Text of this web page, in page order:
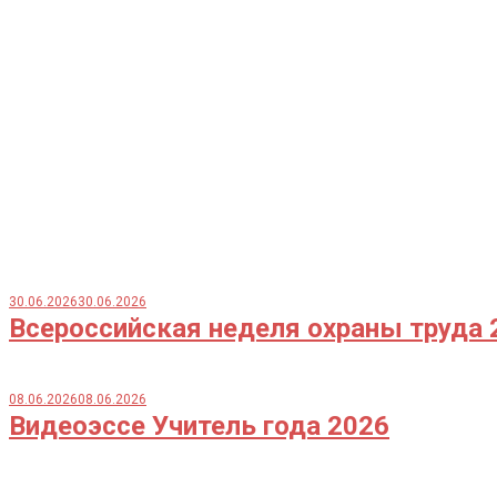
30.06.202630.06.2026
Всероссийская неделя охраны труда
08.06.202608.06.2026
Видеоэссе Учитель года 2026